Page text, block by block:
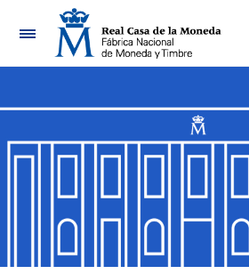
Navigation
Show/Hide
Show/Hide
Show/Hide